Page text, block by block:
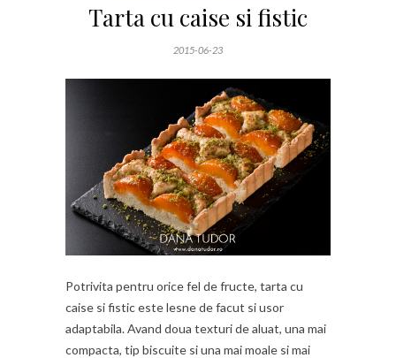
Tarta cu caise si fistic
2015-06-23
Potrivita pentru orice fel de fructe, tarta cu
caise si fistic este lesne de facut si usor
adaptabila. Avand doua texturi de aluat, una mai
compacta, tip biscuite si una mai moale si mai